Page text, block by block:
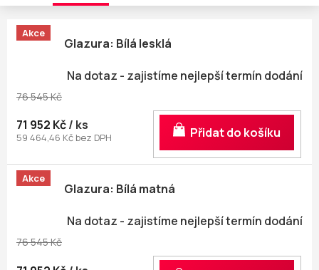
Akce
Glazura: Bílá lesklá
76 545 Kč
71 952 Kč/ ks
59 464,46 Kč bez DPH
Na dotaz - zajistíme nejlepší termín dodání
Do košíku
Akce
Glazura: Bílá matná
76 545 Kč
Na dotaz - zajistíme nejlepší termín dodání